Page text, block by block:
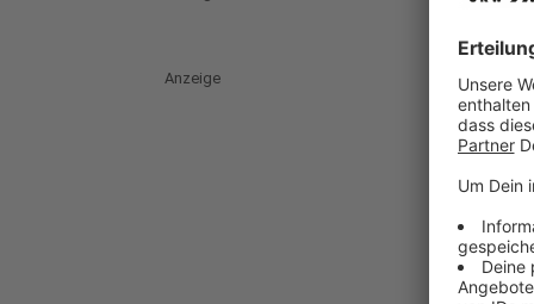
Anzeige